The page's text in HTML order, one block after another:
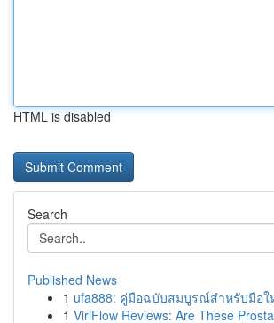
HTML is disabled
Search
Published News
1 ufa888: คู่มือฉบับสมบูรณ์สำหรับมือใ
1 ViriFlow Reviews: Are These